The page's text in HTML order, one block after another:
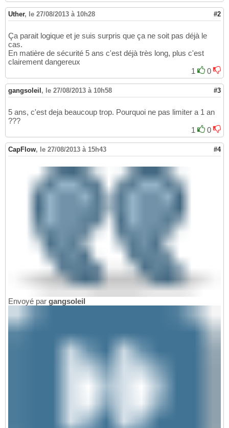
Uther, le 27/08/2013 à 10h28 #2
Ça parait logique et je suis surpris que ça ne soit pas déjà le
cas.
En matière de sécurité 5 ans c'est déjà très long, plus c'est
clairement dangereux
1
0
gangsoleil , le 27/08/2013 à 10h58 #3
5 ans, c'est deja beaucoup trop. Pourquoi ne pas limiter a 1 an
???
1
0
CapFlow, le 27/08/2013 à 15h43 #4
Envoyé par gangsoleil